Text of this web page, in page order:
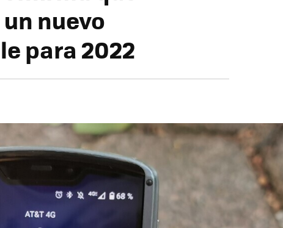
nuevo
para 2022